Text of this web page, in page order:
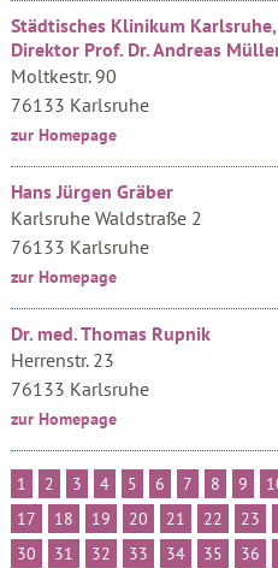
Städtisches Klinikum
Direktor Prof. Dr. Andreas
Moltkestr. 90
76133 Karlsruhe
zur Homepage
Hans Jürgen Gräber
Karlsruhe Waldstraße 2
76133 Karlsruhe
zur Homepage
Dr. med. Thomas Rupnik
Herrenstr. 23
76133 Karlsruhe
zur Homepage
1 2 3 4 5 6 7 8 9
17
18 19 20 21 22 23
30
31 32 33 34 35 36